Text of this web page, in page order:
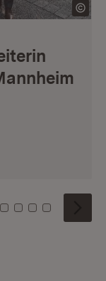
7 8 9
Kachel: 10
Zu Kachel: 11
Zu Kachel: 12
Zu Kachel:
Zu